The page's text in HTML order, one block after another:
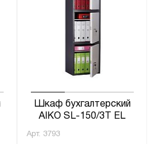
Шкаф бухгалтерский
AIKO SL-150/3Т EL
Арт. 3793